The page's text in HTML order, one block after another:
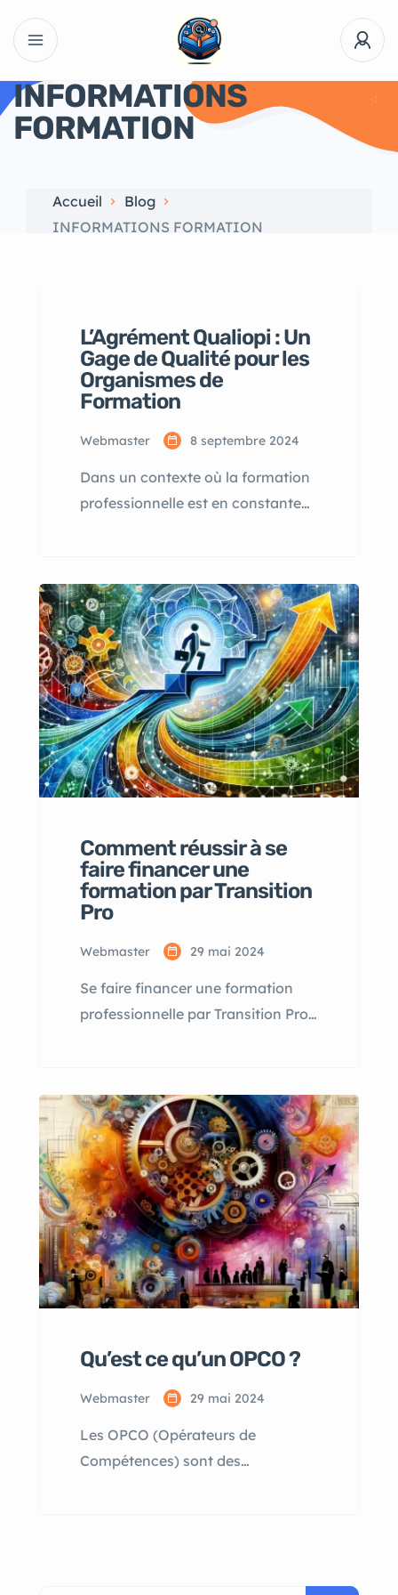
INFORMATIONS
FORMATION
Accueil
Blog
INFORMATIONS FORMATION
L’Agrément Qualiopi : Un
Gage de Qualité pour les
Organismes de
Formation
Webmaster 8 septembre 2024
Dans un contexte où la formation
professionnelle est en constante
incontournable pour les
organismes de formation
souhaitant prouver leur
engagement en matière de qualité.
Cet agrément, créé dans le cadre
de la loi « Avenir professionnel » de
septembre 2018, a pour objectif
d’assurer une meilleure lisibilité de
[…]
Comment réussir à se
faire financer une
formation par Transition
Pro
Webmaster 29 mai 2024
Se faire financer une formation
professionnelle par Transition Pro
carrière
Qu’est ce qu’un OPCO ?
Webmaster 29 mai 2024
Les OPCO (Opérateurs de
Compétences) sont des